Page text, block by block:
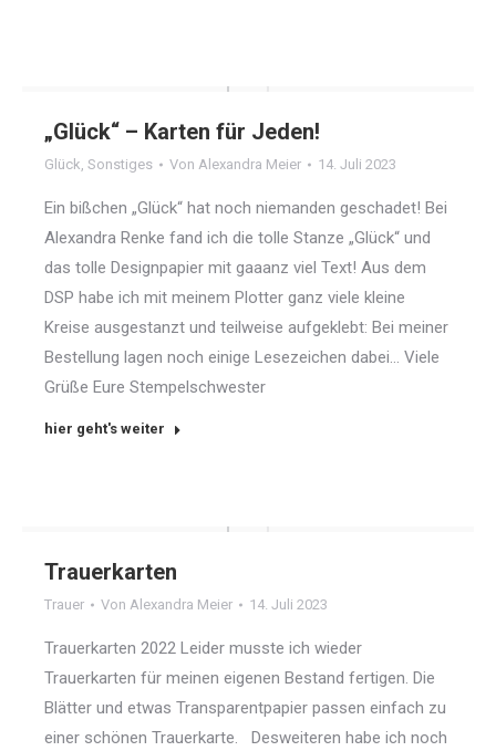
„Glück“ – Karten für Jeden!
Glück, Sonstiges Von Alexandra Meier 14. Juli 2023
Ein bißchen „Glück“ hat noch niemanden geschadet! Bei
Alexandra Renke fand ich die tolle Stanze „Glück“ und
das tolle Designpapier mit gaaanz viel Text! Aus dem
DSP habe ich mit meinem Plotter ganz viele kleine
Kreise ausgestanzt und teilweise aufgeklebt: Bei meiner
Bestellung lagen noch einige Lesezeichen dabei… Viele
Grüße Eure Stempelschwester
hier geht's weiter
Trauerkarten
Trauer Von Alexandra Meier 14. Juli 2023
Trauerkarten 2022 Leider musste ich wieder
Trauerkarten für meinen eigenen Bestand fertigen. Die
Blätter und etwas Transparentpapier passen einfach zu
einer schönen Trauerkarte. Desweiteren habe ich noch